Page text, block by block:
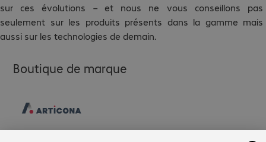
sur ces évolutions – et nous ne vous conseillons pas
seulement sur les produits présents dans la gamme mais
aussi sur les technologies de demain.
Boutique de marque